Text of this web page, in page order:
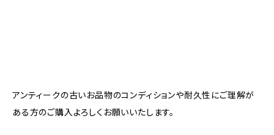
アンティークの古いお品物のコンディションや耐久性にご理解が
ある方のご購入よろしくお願いいたします。